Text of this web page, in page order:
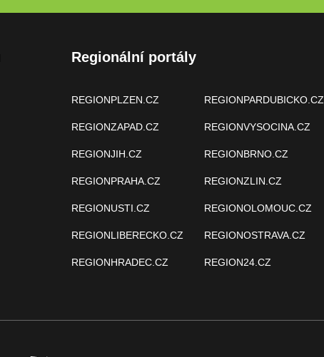
Regionální portály
REGIONPLZEN.CZ
REGIONZAPAD.CZ
REGIONJIH.CZ
REGIONPRAHA.CZ
REGIONUSTI.CZ
REGIONLIBERECKO.CZ
REGIONHRADEC.CZ
REGIONPARDUBICKO.CZ
REGIONVYSOCINA.CZ
REGIONBRNO.CZ
REGIONZLIN.CZ
REGIONOLOMOUC.CZ
REGIONOSTRAVA.CZ
REGION24.CZ